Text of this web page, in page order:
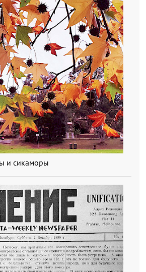
и сикаморы